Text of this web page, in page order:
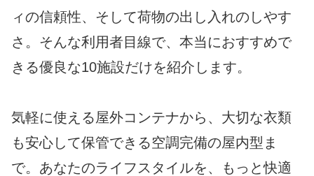
ィの信頼性、そして荷物の出し入れのしやす
さ。そんな利用者目線で、本当におすすめで
きる優良な10施設だけを紹介します。
気軽に使える屋外コンテナから、大切な衣類
も安心して保管できる空調完備の屋内型ま
で。あなたのライフスタイルを、もっと快適